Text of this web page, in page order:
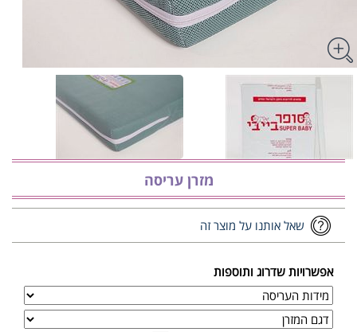
מזרן עריסה
שאל אותנו על מוצר זה
אפשרויות שדרוג ותוספות